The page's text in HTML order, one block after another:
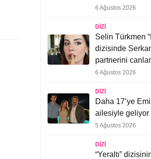
6 Ağustos 2026
DIZI
Selin Türkmen
dizisinde Serkan
partnerini
6 Ağustos 2026
DIZI
Daha 17’ye
ailesiyle geliyor
5 Ağustos 2026
DIZI
“Yeraltı”